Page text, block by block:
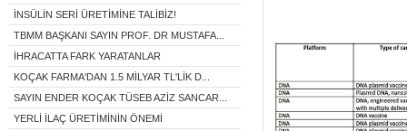
İNSÜLİN SERİ ÜRETİMİNE TALİBİZ!
TBMM BAŞKANI SAYIN PROF. DR MUSTAFA...
İHRACATTA FARK YARATANLAR
KOÇAK FARMA'DAN 1.5 MİLYAR TL'LİK D...
SAYIN ENDER KOÇAK TÜSEB AZİZ SANCAR...
YERLİ İLAÇ ÜRETİMİNİN ÖNEMİ